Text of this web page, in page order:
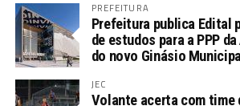
PREFEITURA
Prefeitura publica Edital
de estudos para a PPP
do novo Ginásio Municipal
JEC
Volante acerta com time